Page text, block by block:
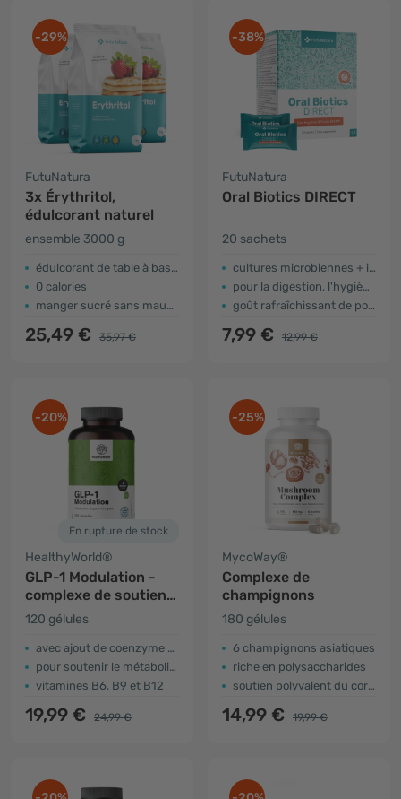
-29%
FutuNatura
3x Érythritol,
édulcorant naturel
ensemble 3000 g
édulcorant de table à base d'érythritol
0 calories
manger sucré sans mauvaise conscience
25,49 € 35,97 €
-38%
FutuNatura
Oral Biotics DIRECT
20 sachets
cultures microbiennes + inuline
pour la digestion, l'hygiène buccale et une haleine fraîche
goût rafraîchissant de pomme
7,99 € 12,99 €
-20%
En rupture de stock
HealthyWorld®
GLP-1 Modulation -
complexe de soutien
au métabolisme
120 gélules
avec ajout de coenzyme Q10
pour soutenir le métabolisme
vitamines B6, B9 et B12
19,99 € 24,99 €
-25%
MycoWay®
Complexe de
champignons
180 gélules
6 champignons asiatiques
riche en polysaccharides
soutien polyvalent du corps
14,99 € 19,99 €